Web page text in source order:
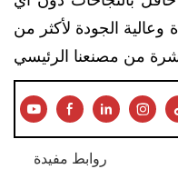
وعالية الجودة لأكثر من
روابط مفيدة